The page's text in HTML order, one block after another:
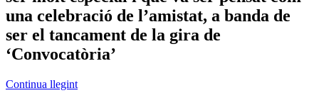
una celebració de l’amistat, a banda de
ser el tancament de la gira de
‘Convocatòria’
Continua llegint